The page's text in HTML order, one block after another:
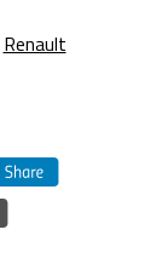
Renault